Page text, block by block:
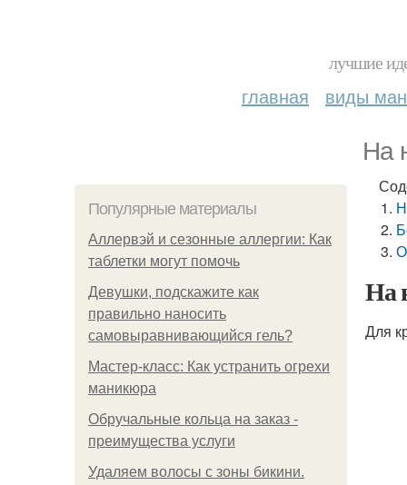
лучшие
главная виды
На
Популярные материалы
Аллервэй и сезонные аллергии: Как
таблетки могут помочь
Девушки, подскажите как
правильно наносить
самовыравнивающийся гель?
Мастер-класс: Как устранить огрехи
маникюра
Обручальные кольца на заказ -
преимущества услуги
Удаляем волосы с зоны бикини.
На
Для